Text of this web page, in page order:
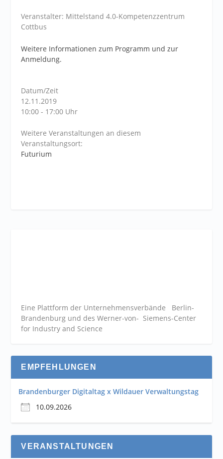
Veranstalter: Mittelstand 4.0-Kompetenzzentrum
Cottbus
Weitere Informationen zum Programm und zur
Anmeldung.
Datum/Zeit
12.11.2019
10:00 - 17:00 Uhr
Weitere Veranstaltungen an diesem
Veranstaltungsort:
Futurium
Eine Plattform der Unternehmensverbände Berlin-
Brandenburg und des Werner-von- Siemens-Center
for Industry and Science
EMPFEHLUNGEN
Brandenburger Digitaltag x Wildauer Verwaltungstag
10.09.2026
VERANSTALTUNGEN